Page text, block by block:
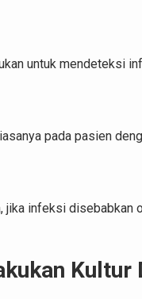
untuk mendeteksi
pada pasien
jika infeksi disebabkan
Kultur